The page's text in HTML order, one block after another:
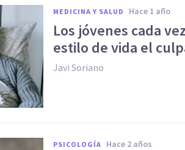
MEDICINA Y SALUD hace 1 año
Los jóvenes cada
estilo de vida el
Javi Soriano
PSICOLOGÍA hace 2 años